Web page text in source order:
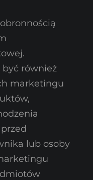
również
marketingu
lub osoby